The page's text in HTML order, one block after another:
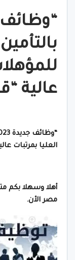
عالية
العليا بمرتبات
أهلا وسهلا بكم
مصر الأن.